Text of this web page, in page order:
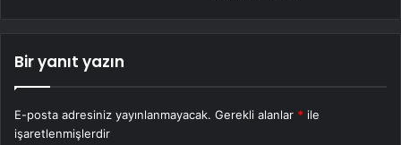
Bir yanıt yazın
E-posta adresiniz yayınlanmayacak. Gerekli alanlar * ile
işaretlenmişlerdir